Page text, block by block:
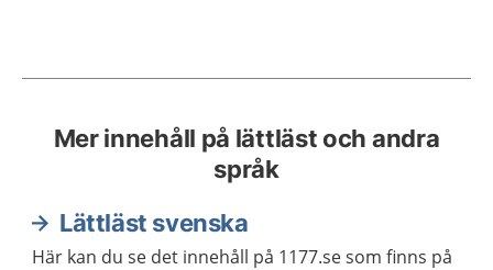
Mer innehåll på lättläst och andra
språk
Lättläst svenska
Här kan du se det innehåll på 1177.se som finns på